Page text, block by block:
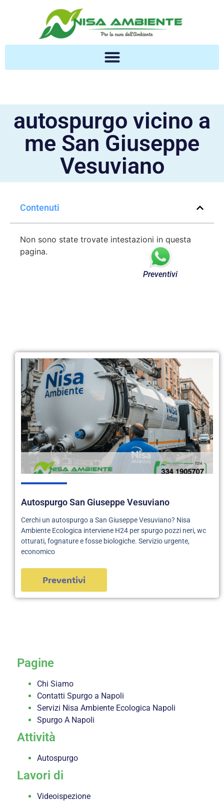
autospurgo vicino a
me San Giuseppe
Vesuviano
Contenuti
Non sono state trovate intestazioni in questa
pagina.
Autospurgo San Giuseppe Vesuviano
Cerchi un autospurgo a San Giuseppe Vesuviano? Nisa
Ambiente Ecologica interviene H24 per spurgo pozzi neri, wc
otturati, fognature e fosse biologiche. Servizio urgente,
economico
Preventivi
Pagine
Chi Siamo
Contatti Spurgo a Napoli
Servizi Nisa Ambiente Ecologica Napoli
Spurgo A Napoli
Attività
Autospurgo
Lavori di
Videoispezione
Preventivi